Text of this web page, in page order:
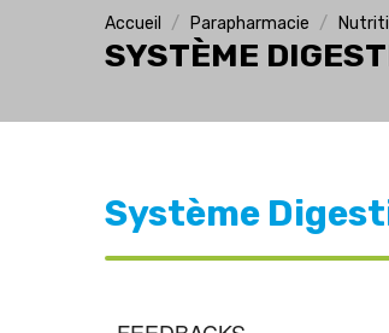
Accueil Parapharmacie
SYSTÈME
Système